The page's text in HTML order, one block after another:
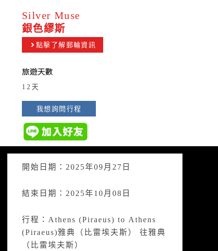
Silver Muse
銀色繆斯
點擊了解郵輪資訊
旅遊天數
12天
我想詢問行程
開始日期：2025年09月27日
結束日期：2025年10月08日
行程：Athens (Piraeus) to Athens
(Piraeus)雅典（比雷埃夫斯） 往雅典
（比雷埃夫斯）